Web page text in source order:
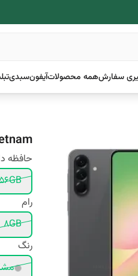
سفارشهمه محصولاتآیفونسبدی
حافظه
256GB
رام
8GB
رنگ